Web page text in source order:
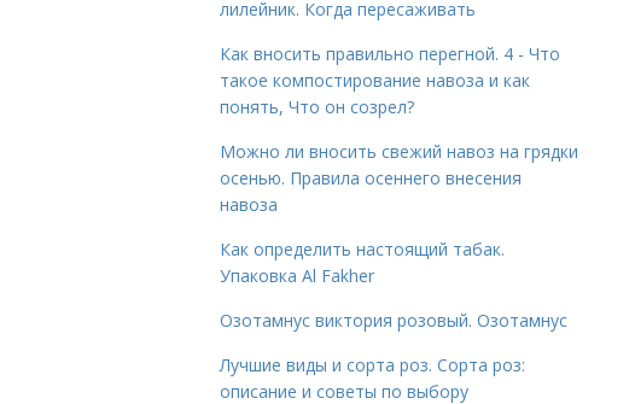
лилейник. Когда пересаживать
Как вносить правильно перегной. 4 - Что
такое компостирование навоза и как
понять, Что он созрел?
Можно ли вносить свежий навоз на грядки
осенью. Правила осеннего внесения
навоза
Как определить настоящий табак.
Упаковка Al Fakher
Озотамнус виктория розовый. Озотамнус
Лучшие виды и сорта роз. Сорта роз:
описание и советы по выбору